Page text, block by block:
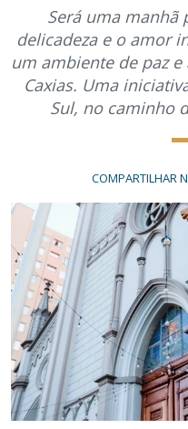
Será uma manhã
delicadeza e o amor
um ambiente de paz
Caxias. Uma
Sul, no caminho
COMPARTILHAR